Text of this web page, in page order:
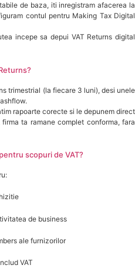
de baza, iti inregistram afacerea la
contul pentru Making Tax Digital
incepe sa depui VAT Returns digital
trimestrial (la fiecare 3 luni), desi unele
rapoarte corecte si le depunem direct
ta ramane complet conforma, fara
scopuri de VAT?
de business
ale furnizorilor
VAT